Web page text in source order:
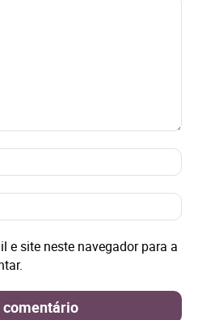
E-
e site neste navegador para a